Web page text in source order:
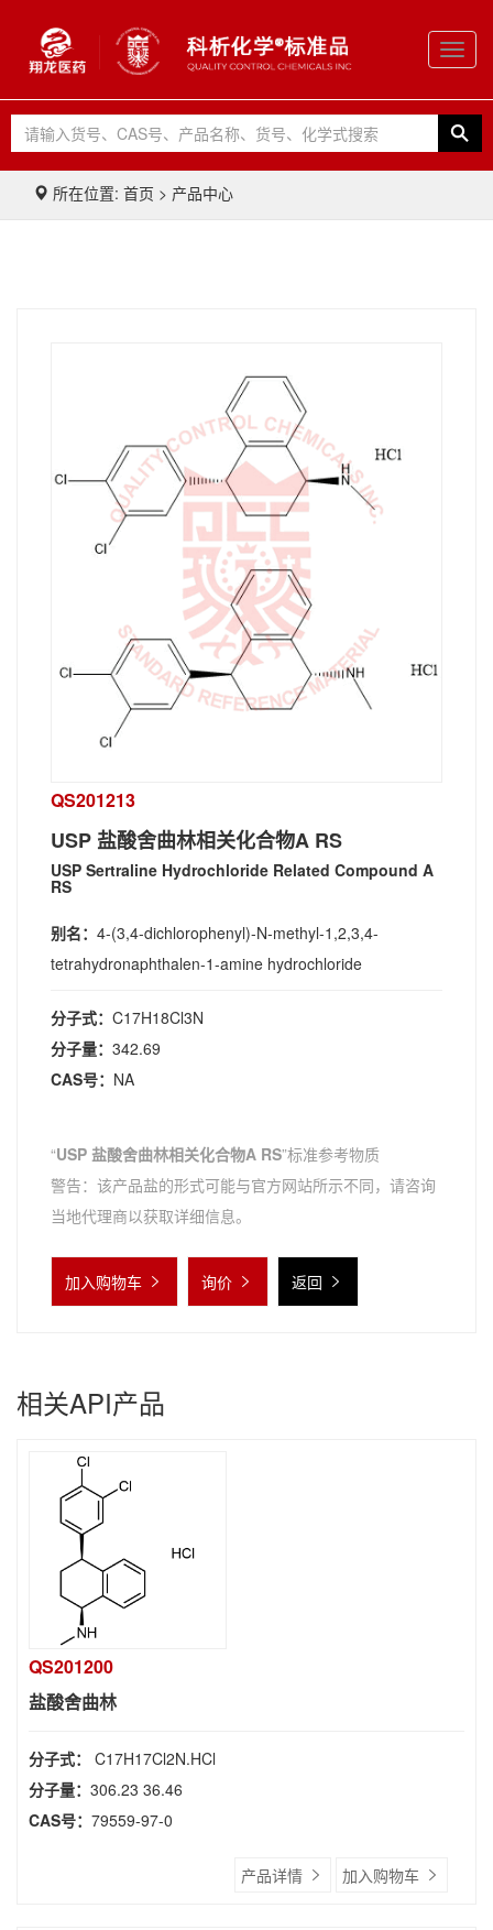
所在位置: 首页 > 产品中心
QS201213
USP 盐酸舍曲林相关化合物A RS
USP Sertraline Hydrochloride Related Compound A
RS
别名： 4-(3,4-dichlorophenyl)-N-methyl-1,2,3,4-
tetrahydronaphthalen-1-amine hydrochloride
分子式： C17H18Cl3N
分子量： 342.69
CAS号： NA
“USP 盐酸舍曲林相关化合物A RS”标准参考物质
警告：该产品盐的形式可能与官方网站所示不同，请咨询
当地代理商以获取详细信息。
加入购物车 询价 返回
相关API产品
QS201200
盐酸舍曲林
分子式： C17H17Cl2N.HCl
分子量： 306.23 36.46
CAS号： 79559-97-0
产品详情 加入购物车